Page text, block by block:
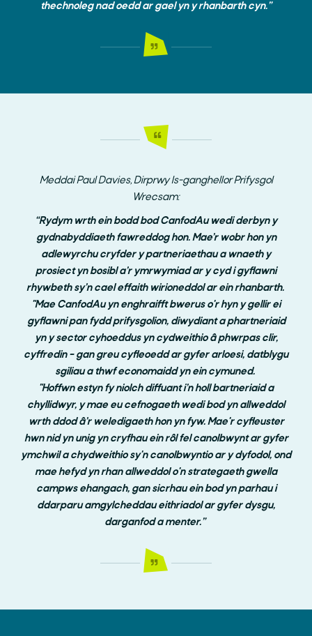
thechnoleg nad oedd ar gael yn y rhanbarth cyn.”
Meddai Paul Davies, Dirprwy Is-ganghellor Prifysgol
Wrecsam:
“Rydym wrth ein bodd bod CanfodAu wedi derbyn y
gydnabyddiaeth fawreddog hon. Mae’r wobr hon yn
adlewyrchu cryfder y partneriaethau a wnaeth y
prosiect yn bosibl a’r ymrwymiad ar y cyd i gyflawni
rhywbeth sy’n cael effaith wirioneddol ar ein rhanbarth.
"Mae CanfodAu yn enghraifft bwerus o'r hyn y gellir ei
gyflawni pan fydd prifysgolion, diwydiant a phartneriaid
yn y sector cyhoeddus yn cydweithio â phwrpas clir,
cyffredin – gan greu cyfleoedd ar gyfer arloesi, datblygu
sgiliau a thwf economaidd yn ein cymuned.
"Hoffwn estyn fy niolch diffuant i’n holl bartneriaid a
chyllidwyr, y mae eu cefnogaeth wedi bod yn allweddol
wrth ddod â’r weledigaeth hon yn fyw. Mae'r cyfleuster
hwn nid yn unig yn cryfhau ein rôl fel canolbwynt ar gyfer
ymchwil a chydweithio sy'n canolbwyntio ar y dyfodol, ond
mae hefyd yn rhan allweddol o'n strategaeth gwella
campws ehangach, gan sicrhau ein bod yn parhau i
ddarparu amgylcheddau eithriadol ar gyfer dysgu,
darganfod a menter.”